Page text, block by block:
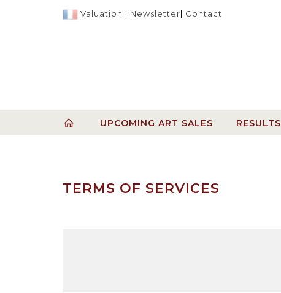
Valuation | Newsletter| Contact
UPCOMING ART SALES RESULTS
TERMS OF SERVICES